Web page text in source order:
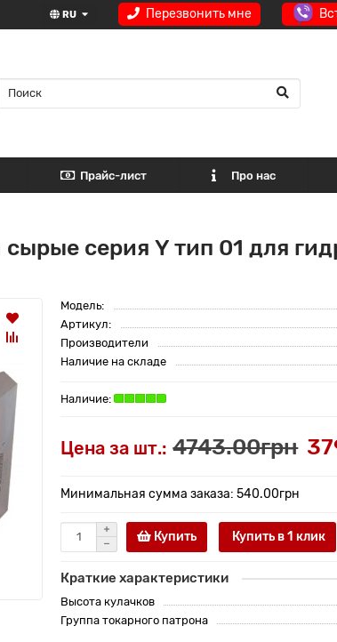
Перезвонить мне
RU
Прайс-лист Про нас
серия Y тип 01 для
Модель:
Артикул:
Производители
Наличие на складе
Цена за шт.: 4743.00грн
Минимальная сумма заказа: 540.00грн
Купить Купить в 1 клик
Краткие характеристики
Высота кулачков
Группа токарного патрона